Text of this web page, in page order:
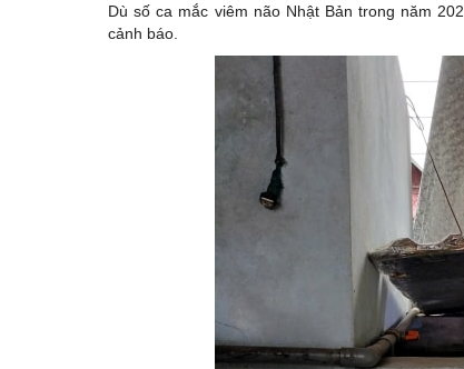
Dù số ca mắc viêm não Nhật Bản trong năm
cảnh báo.